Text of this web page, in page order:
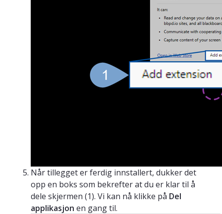
Når tillegget er ferdig innstallert, dukker det
opp en boks som bekrefter at du er klar til å
dele skjermen (1). Vi kan nå klikke på Del
applikasjon en gang til.